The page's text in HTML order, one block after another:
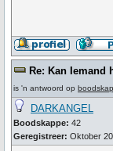
Re: Kan Iemand
is 'n antwoord op
DARKANGEL
Boodskappe: 42
Geregistreer: Oktober